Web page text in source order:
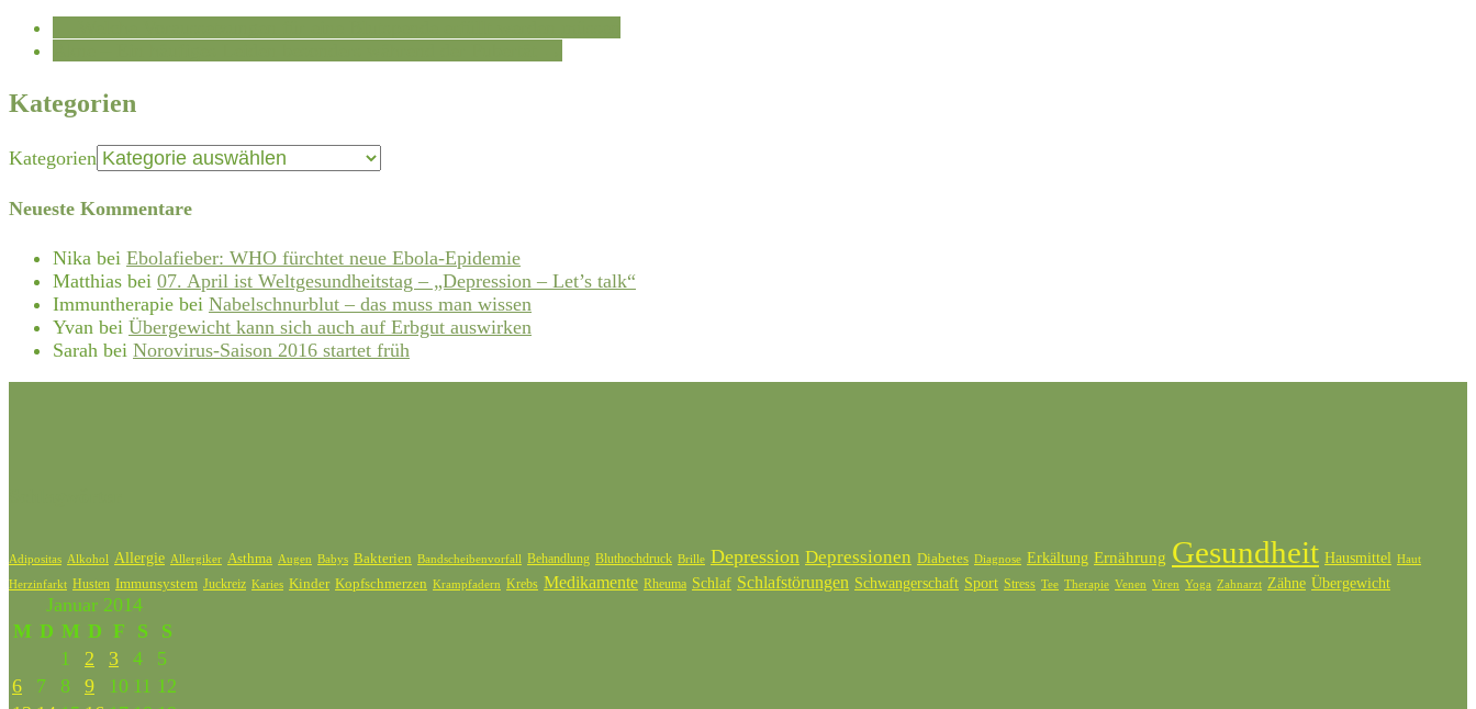
Kategorien
Kategorien
Neueste Kommentare
Nika bei Ebolafieber: WHO fürchtet neue Ebola-Epidemie
Matthias bei 07. April ist Weltgesundheitstag – „Depression – Let’s talk“
Immuntherapie bei Nabelschnurblut – das muss man wissen
Yvan bei Übergewicht kann sich auch auf Erbgut auswirken
Sarah bei Norovirus-Saison 2016 startet früh
Adipositas Alkohol Allergie Allergiker Asthma Augen Babys Bakterien Bandscheibenvorfall Behandlung Bluthochdruck Brille Depression Depressionen Diabetes Diagnose Erkältung Ernährung Gesundheit Hausmittel Haut
Herzinfarkt Husten Immunsystem Juckreiz Karies Kinder Kopfschmerzen Krampfadern Krebs Medikamente Rheuma Schlaf Schlafstörungen Schwangerschaft Sport Stress Tee Therapie Venen Viren Yoga Zahnarzt Zähne Übergewicht
Januar 2014
M D M D F S
S
1
2 3 4
5
6
7 8 9 10 11 12